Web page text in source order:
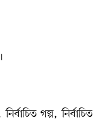
গল্প, নির্বাচিত